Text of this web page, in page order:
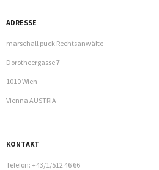
English
ADRESSE
marschall puck Rechtsanwälte
Dorotheergasse 7
1010 Wien
Vienna AUSTRIA
KONTAKT
Telefon: +43/1/512 46 66